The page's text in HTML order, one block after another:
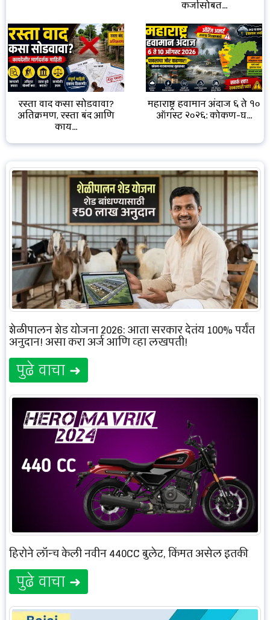
कर्जासोबत...
रस्ता वाद कसा सोडवावा?
अतिक्रमण, रस्ता बंद आणि
काय...
महाराष्ट्र हवामान अंदाज ६ ते १०
ऑगस्ट २०२६: कोकण-घ...
शेळीपालन शेड योजना 2026: आता सरकार देतंय 100% पर्यंत
अनुदान! असा करा अर्ज आणि व्हा लखपती!
पुढे वाचा ➜
हिरोने लॉन्च केली नवीन 440CC बुलेट, किंमत असेल इतकी
पुढे वाचा ➜